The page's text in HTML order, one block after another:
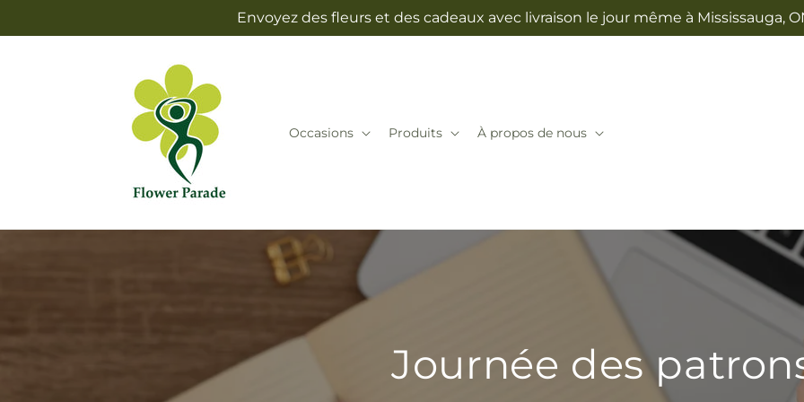
au
Envoyez des fleurs et des cadeaux avec livraison le jour même à Mississauga,
Occasions Produits À propos de nous
Journée des